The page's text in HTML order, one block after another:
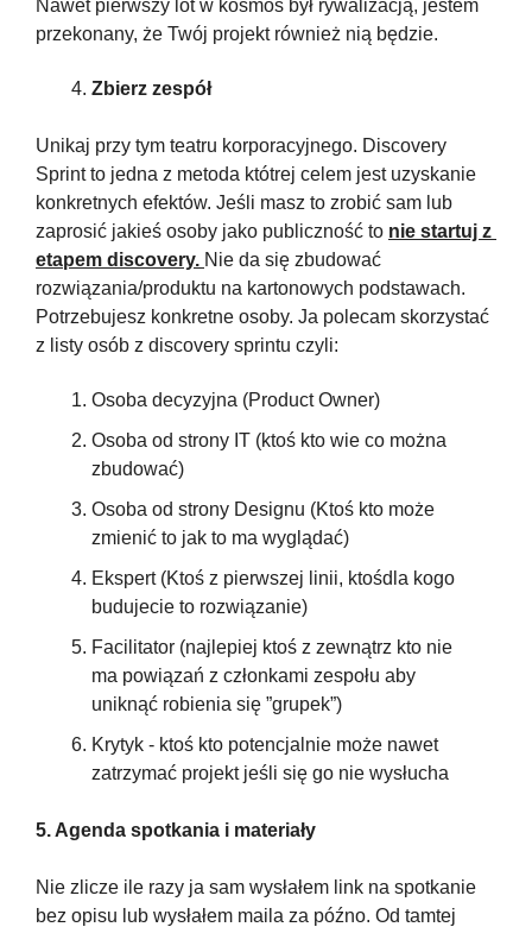
Nawet pierwszy lot w kosmos był rywalizacją, jestem
przekonany, że Twój projekt również nią będzie.
Zbierz zespół
Unikaj przy tym teatru korporacyjnego. Discovery
Sprint to jedna z metoda któtrej celem jest uzyskanie
konkretnych efektów. Jeśli masz to zrobić sam lub
zaprosić jakieś osoby jako publiczność to nie startuj z
etapem discovery. Nie da się zbudować
rozwiązania/produktu na kartonowych podstawach.
Potrzebujesz konkretne osoby. Ja polecam skorzystać
z listy osób z discovery sprintu czyli:
Osoba decyzyjna (Product Owner)
Osoba od strony IT (ktoś kto wie co można
zbudować)
Osoba od strony Designu (Ktoś kto może
zmienić to jak to ma wyglądać)
Ekspert (Ktoś z pierwszej linii, ktośdla kogo
budujecie to rozwiązanie)
Facilitator (najlepiej ktoś z zewnątrz kto nie
ma powiązań z członkami zespołu aby
uniknąć robienia się ”grupek”)
Krytyk - ktoś kto potencjalnie może nawet
zatrzymać projekt jeśli się go nie wysłucha
5. Agenda spotkania i materiały
Nie zlicze ile razy ja sam wysłałem link na spotkanie
bez opisu lub wysłałem maila za późno. Od tamtej